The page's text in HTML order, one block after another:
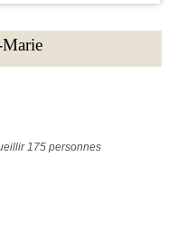
Marie
175 personnes